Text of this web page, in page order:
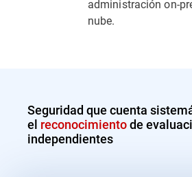
administración on-
nube.
Seguridad que cuenta
el reconocimientode
independientes